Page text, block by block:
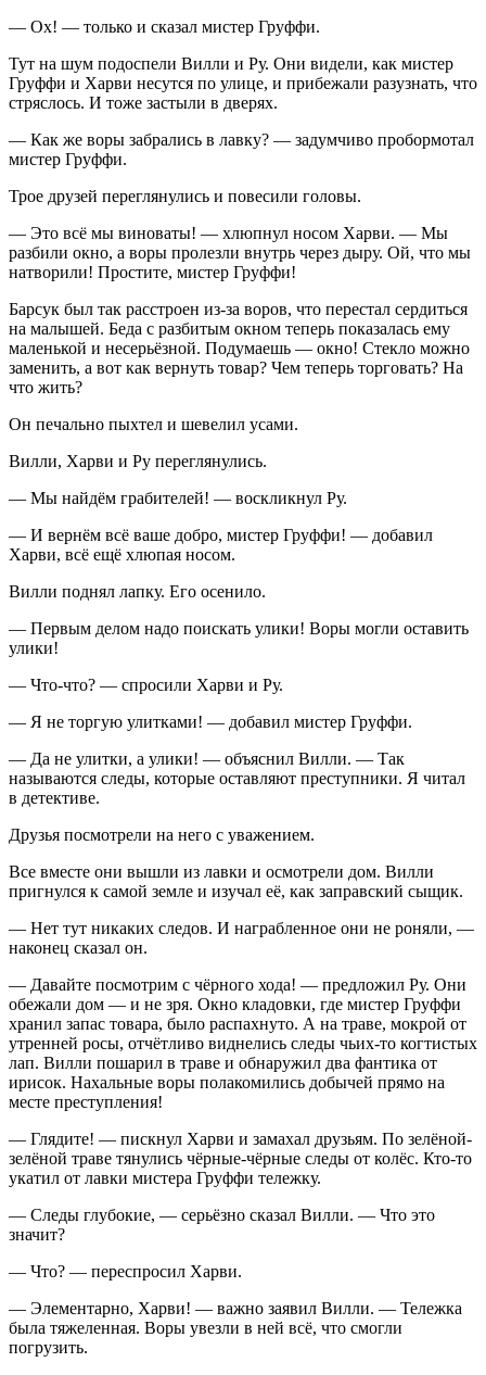
— Ох! — только и сказал мистер Груффи.
Тут на шум подоспели Вилли и Ру. Они видели, как мистер
Груффи и Харви несутся по улице, и прибежали разузнать, что
стряслось. И тоже застыли в дверях.
— Как же воры забрались в лавку? — задумчиво пробормотал
мистер Груффи.
Трое друзей переглянулись и повесили головы.
— Это всё мы виноваты! — хлюпнул носом Харви. — Мы
разбили окно, а воры пролезли внутрь через дыру. Ой, что мы
натворили! Простите, мистер Груффи!
Барсук был так расстроен из-за воров, что перестал сердиться
на малышей. Беда с разбитым окном теперь показалась ему
маленькой и несерьёзной. Подумаешь — окно! Стекло можно
заменить, а вот как вернуть товар? Чем теперь торговать? На
что жить?
Он печально пыхтел и шевелил усами.
Вилли, Харви и Ру переглянулись.
— Мы найдём грабителей! — воскликнул Ру.
— И вернём всё ваше добро, мистер Груффи! — добавил
Харви, всё ещё хлюпая носом.
Вилли поднял лапку. Его осенило.
— Первым делом надо поискать улики! Воры могли оставить
улики!
— Что-что? — спросили Харви и Ру.
— Я не торгую улитками! — добавил мистер Груффи.
— Да не улитки, а улики! — объяснил Вилли. — Так
называются следы, которые оставляют преступники. Я читал
в детективе.
Друзья посмотрели на него с уважением.
Все вместе они вышли из лавки и осмотрели дом. Вилли
пригнулся к самой земле и изучал её, как заправский сыщик.
— Нет тут никаких следов. И награбленное они не роняли, —
наконец сказал он.
— Давайте посмотрим с чёрного хода! — предложил Ру. Они
обежали дом — и не зря. Окно кладовки, где мистер Груффи
хранил запас товара, было распахнуто. А на траве, мокрой от
утренней росы, отчётливо виднелись следы чьих-то когтистых
лап. Вилли пошарил в траве и обнаружил два фантика от
ирисок. Нахальные воры полакомились добычей прямо на
месте преступления!
— Глядите! — пискнул Харви и замахал друзьям. По зелёной-
зелёной траве тянулись чёрные-чёрные следы от колёс. Кто-то
укатил от лавки мистера Груффи тележку.
— Следы глубокие, — серьёзно сказал Вилли. — Что это
значит?
— Что? — переспросил Харви.
— Элементарно, Харви! — важно заявил Вилли. — Тележка
была тяжеленная. Воры увезли в ней всё, что смогли
погрузить.